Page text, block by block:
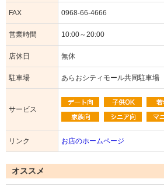
FAX 0968-66-4666
営業時間 10:00～20:00
店休日 無休
駐車場 あらおシティモール共同駐車場
サービス
リンク お店のホームページ
オススメ